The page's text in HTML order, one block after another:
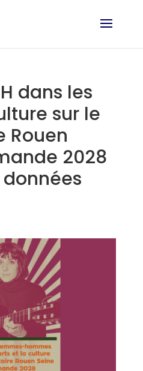
dans les
sur le
Rouen
2028